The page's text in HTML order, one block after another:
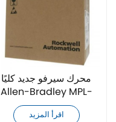
محرك سيرفو جديد كليًا
Allen-Bradley MPL-
A540K-SJ74AA
اقرأ المزيد